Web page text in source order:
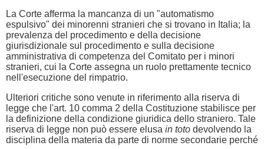
La Corte afferma la mancanza di un "automatismo
espulsivo" dei minorenni stranieri che si trovano in Italia; la
prevalenza del procedimento e della decisione
giurisdizionale sul procedimento e sulla decisione
amministrativa di competenza del Comitato per i minori
stranieri, cui la Corte assegna un ruolo prettamente tecnico
nell'esecuzione del rimpatrio.
Ulteriori critiche sono venute in riferimento alla riserva di
legge che l'art. 10 comma 2 della Costituzione stabilisce per
la definizione della condizione giuridica dello straniero. Tale
riserva di legge non può essere elusa in toto devolvendo la
disciplina della materia da parte di norme secondarie perché